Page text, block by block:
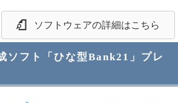
ソフトウェアの詳細はこちら
ソフト「ひな型Bank21」プレ